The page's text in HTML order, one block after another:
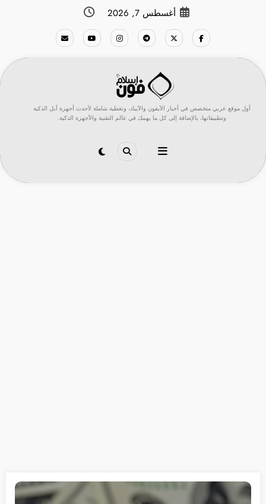
أغسطس 7, 2026
أول موقع عربي متخصص في أخبار الآيفون والآيباد، وتغطية شاملة لأحدث أجهزة أبل الذكية
وتطبيقاتها، بالإضافة إلى كل ما يهمك في عالم التقنية والأجهزة الذكية.